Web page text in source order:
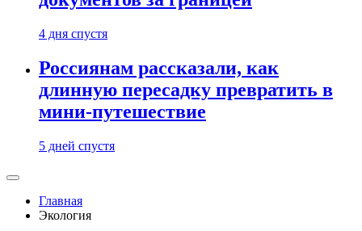
4 дня спустя
Россиянам рассказали, как
длинную пересадку превратить в
мини-путешествие
5 дней спустя
Главная
Экология